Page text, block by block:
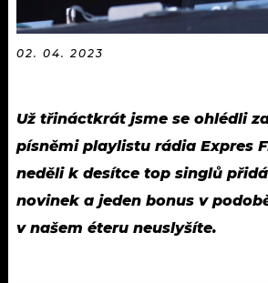
OSTATNÍ
02. 04. 2023
Už třináctkrát jsme se ohlédli
písněmi playlistu rádia Expres
neděli k desítce top singlů
novinek a jeden bonus v
v našem éteru neuslyšíte.